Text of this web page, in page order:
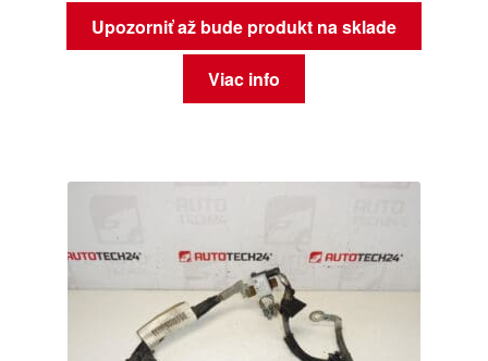
Upozorniť až bude produkt na sklade
Viac info